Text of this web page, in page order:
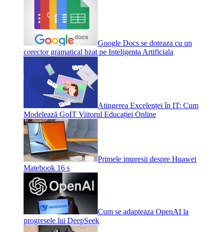
Google Docs se doteaza cu un
corector gramatical bzat pe Inteligenta Artificiala
Atingerea Excelenței în IT: Cum
Modelează GoIT Viitorul Educației Online
Primele impresii despre Huawei
Matebook 16 s
Cum se adapteaza OpenAI la
progresele lui DeepSeek